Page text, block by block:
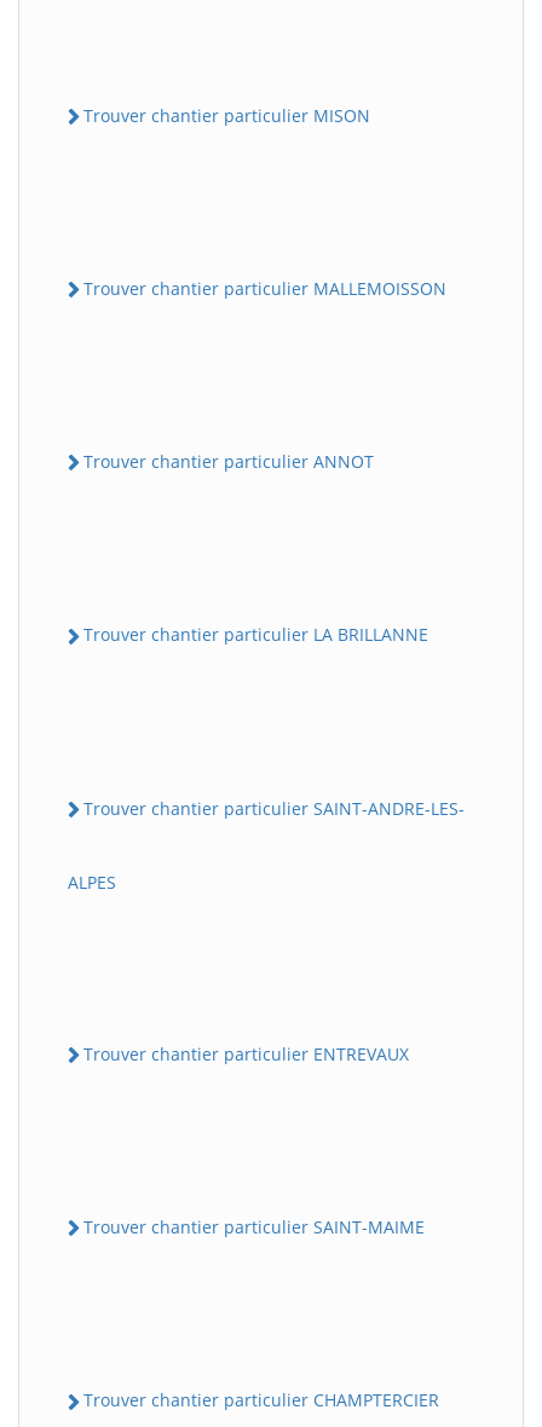
Trouver chantier particulier MISON
Trouver chantier particulier MALLEMOISSON
Trouver chantier particulier ANNOT
Trouver chantier particulier LA BRILLANNE
Trouver chantier particulier SAINT-ANDRE-LES-
ALPES
Trouver chantier particulier ENTREVAUX
Trouver chantier particulier SAINT-MAIME
Trouver chantier particulier CHAMPTERCIER